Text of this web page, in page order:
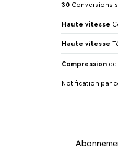
30 Conversions
Haute vitesse
Haute vitesse
Compression
Notification par